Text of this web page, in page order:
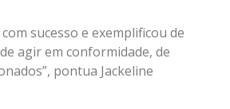
sucesso e exemplificou de
agir em conformidade, de
pontua Jackeline